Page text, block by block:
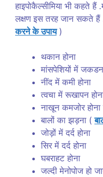
हाइपोकैल्सीमिया भी कहते
लक्षण इस तरह जान सकते
करने के उपाय)
थकान होना
मांसपेशियों में जकडन
नींद में कमी होना
त्वचा में रूखापन
नाखून कमजोर होना
बालों का झड़ना (
जोड़ों में दर्द होना
सिर में दर्द होना
घबराहट होना
जल्दी मेनोपोज हो